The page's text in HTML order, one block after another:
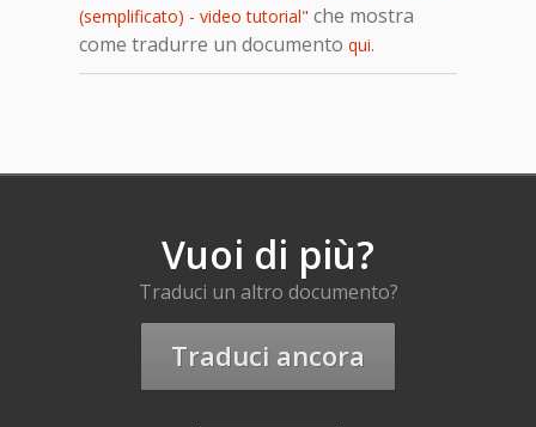
(semplificato) - video tutorial" che mostra
come tradurre un documento qui.
Vuoi di più?
Traduci un altro documento?
Traduci ancora